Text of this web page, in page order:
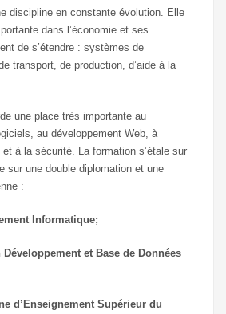
discipline en constante évolution. Elle
dans l’économie et ses
de s’étendre : systèmes de
transport, de production, d’aide à la
une place très importante au
au développement Web, à
et à la sécurité. La formation s’étale sur
sur une double diplomation et une
:
Informatique;
et Base de Données
d’Enseignement Supérieur du